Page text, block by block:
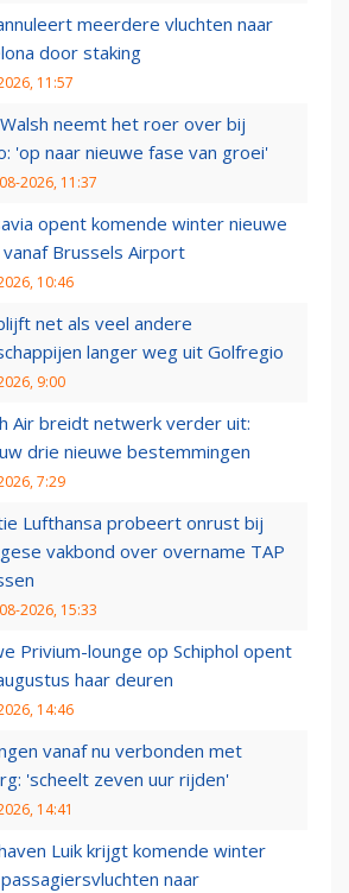
meerdere vluchten naar
door staking
11:57
neemt het roer over bij
'op naar nieuwe fase van groei'
2026, 11:37
opent komende winter nieuwe
Brussels Airport
10:46
net als veel andere
langer weg uit Golfregio
9:00
Air breidt netwerk verder uit:
drie nieuwe bestemmingen
7:29
Lufthansa probeert onrust bij
vakbond over overname TAP
2026, 15:33
Privium-lounge op Schiphol opent
haar deuren
14:46
vanaf nu verbonden met
'scheelt zeven uur rijden'
14:41
Luik krijgt komende winter
naar